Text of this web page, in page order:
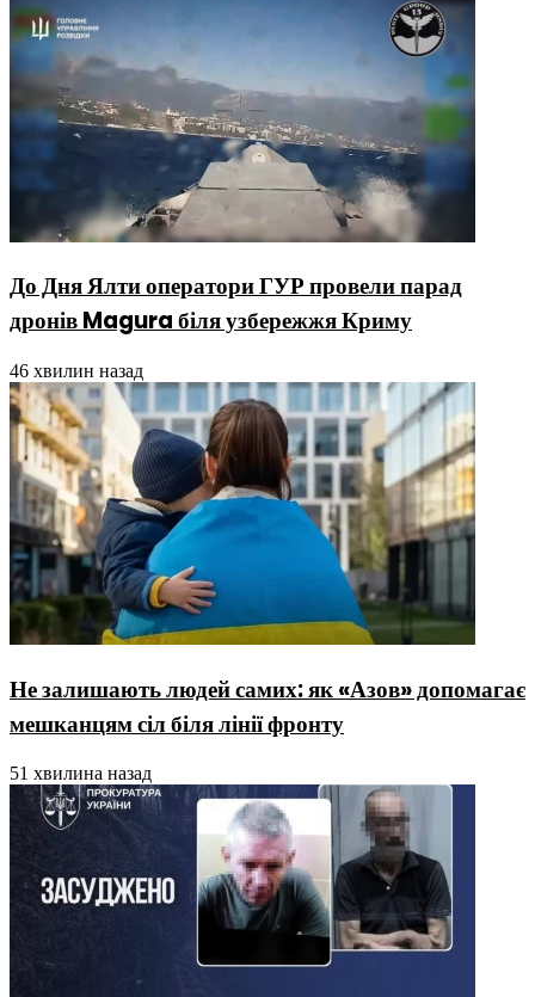
До Дня Ялти оператори ГУР провели парад
дронів Magura біля узбережжя Криму
46 хвилин назад
Не залишають людей самих: як «Азов» допомагає
мешканцям сіл біля лінії фронту
51 хвилина назад